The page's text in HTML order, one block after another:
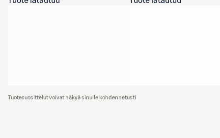
Tuotesuosittelut voivat näkyä sinulle kohdennetusti